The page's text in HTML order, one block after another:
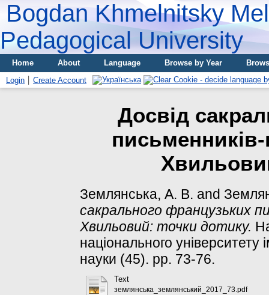
Bogdan Khmelnitsky
Pedagogical University
Home About Language Browse by Year
Login
Create Account
Досвід
Землянська, А. В. and
сакрального французьких
Хвильовий: точки дотику.
національного університету
науки (45). pp. 73-76.
Text
землянська_землянський_2017_73.pdf